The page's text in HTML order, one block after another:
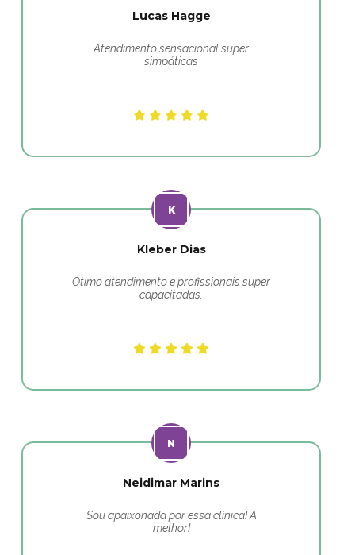
Lucas Hagge
Atendimento sensacional super
simpáticas
Kleber Dias
Ótimo atendimento e profissionais super
capacitadas.
Neidimar Marins
Sou apaixonada por essa clínica! A
melhor!